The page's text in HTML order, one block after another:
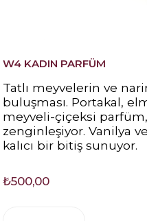
W4 KADIN PARFÜM
Tatlı meyvelerin ve
buluşması. Portakal,
meyveli-çiçeksi
zenginleşiyor. Vanilya
kalıcı bir bitiş sunuyor.
₺500,00